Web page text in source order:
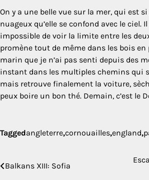
On y a une belle vue sur la mer, qui est
nuageux qu’elle se confond avec le ciel.
impossible de voir la limite entre les
promène tout de même dans les bois en
marin que je n’ai pas senti depuis des
instant dans les multiples chemins qui
mais retrouve finalement la voiture,
peux boire un bon thé. Demain, c’est le
Taggedangleterre,cornouailles,england,
Post
Balkans XIII: Sofia